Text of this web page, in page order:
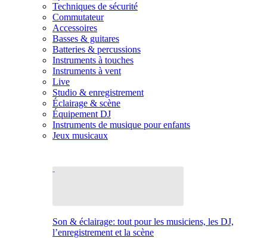
Techniques de sécurité
Commutateur
Accessoires
Basses & guitares
Batteries & percussions
Instruments à touches
Instruments à vent
Live
Studio & enregistrement
Éclairage & scène
Équipement DJ
Instruments de musique pour enfants
Jeux musicaux
Son & éclairage: tout pour les musiciens, les DJ,
l’enregistrement et la scène